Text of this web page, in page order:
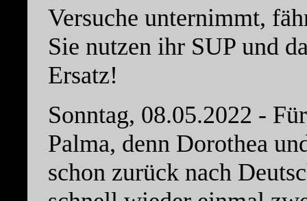
Versuche unternimmt,
Sie nutzen ihr SUP und
Ersatz!
Sonntag, 08.05.2022 -
Palma, denn Dorothea
schon zurück nach